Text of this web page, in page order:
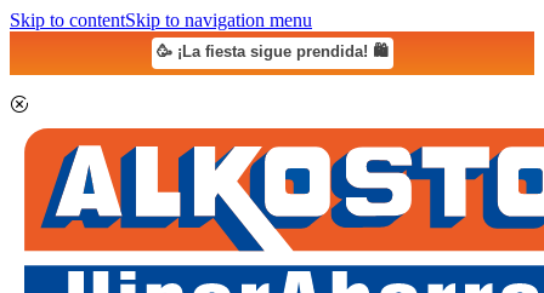
Skip to contentSkip to navigation menu
🥳 ¡La fiesta sigue prendida! 🛍️